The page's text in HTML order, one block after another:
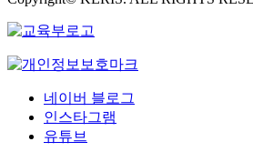
네이버 블로그
인스타그램
유튜브